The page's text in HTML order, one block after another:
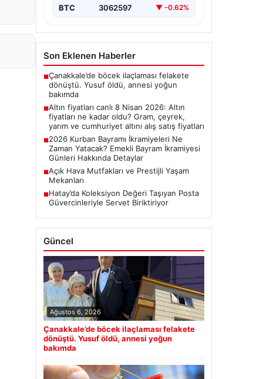
BTC 3062597 ▼ -0.62%
Son Eklenen Haberler
■Çanakkale’de böcek ilaçlaması felakete
dönüştü. Yusuf öldü, annesi yoğun
bakımda
■Altın fiyatları canlı 8 Nisan 2026: Altın
fiyatları ne kadar oldu? Gram, çeyrek,
yarım ve cumhuriyet altını alış satış fiyatları
■2026 Kurban Bayramı İkramiyeleri Ne
Zaman Yatacak? Emekli Bayram İkramiyesi
Günleri Hakkında Detaylar
■Açık Hava Mutfakları ve Prestijli Yaşam
Mekanları
■Hatay’da Koleksiyon Değeri Taşıyan Posta
Güvercinleriyle Servet Biriktiriyor
Güncel
Ağustos 6, 2026
Çanakkale’de böcek ilaçlaması felakete
dönüştü. Yusuf öldü, annesi yoğun
bakımda